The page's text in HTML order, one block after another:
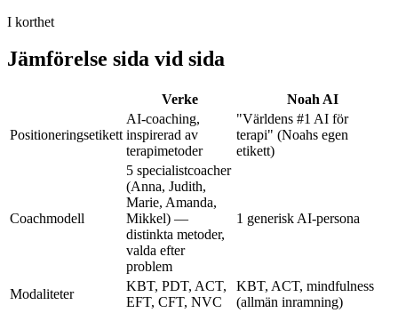
I korthet
Jämförelse sida vid sida
Verke Noah AI
Positioneringsetikett
AI-coaching,
inspirerad av
terapimetoder
"Världens #1 AI för
terapi" (Noahs egen
etikett)
Coachmodell
5 specialistcoacher
(Anna, Judith,
Marie, Amanda,
Mikkel) —
distinkta metoder,
valda efter
problem
1 generisk AI-persona
Modaliteter
KBT, PDT, ACT,
EFT, CFT, NVC
KBT, ACT, mindfulness
(allmän inramning)